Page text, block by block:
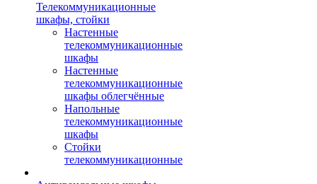
Телекоммуникационные
шкафы, стойки
Настенные
телекоммуникационные
шкафы
Настенные
телекоммуникационные
шкафы облегчённые
Напольные
телекоммуникационные
шкафы
Стойки
телекоммуникационные